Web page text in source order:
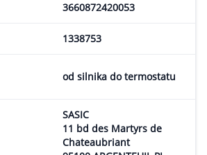
3660872420053
1338753
od silnika do termostatu
SASIC
11 bd des Martyrs de
Chateaubriant